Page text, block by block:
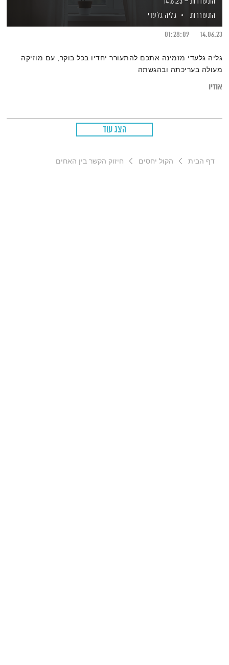
התעוררות
גליה גלעדי
14.06.23
01:28:09
גליה גלעדי מזמינה אתכם להתעורר יחדיו בכל בוקר, עם מוזיקה
מעולה בעריכתה ובהגשתה
אודיו
הצג עוד
דף הבית הקול יחסים חיזוק הקשר בין האחים